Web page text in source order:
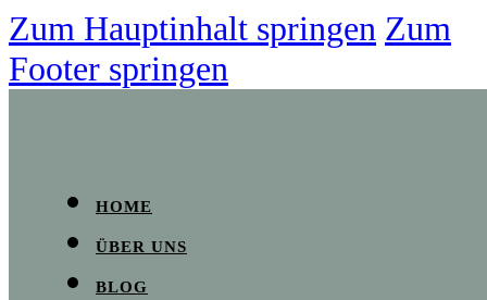
Zum Hauptinhalt springen Zum
Footer springen
HOME
ÜBER UNS
BLOG